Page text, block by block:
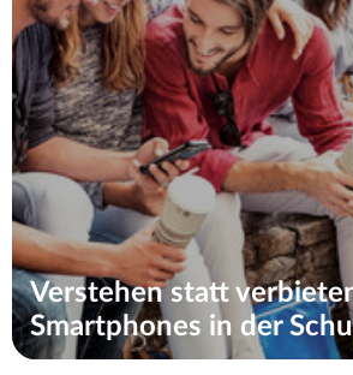
Verstehen statt
Smartphones in der